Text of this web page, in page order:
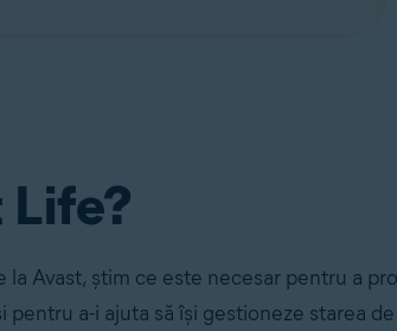
de somn (78%), generate de timpul
Life?
Avast, știm ce este necesar pentru a
a-i ajuta să își gestioneze starea